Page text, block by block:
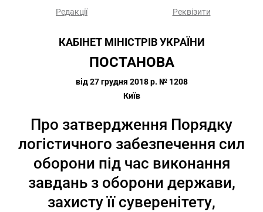
Редакції Реквізити
КАБІНЕТ МІНІСТРІВ УКРАЇНИ
ПОСТАНОВА
від 27 грудня 2018 р. № 1208
Київ
Про затвердження Порядку
логістичного забезпечення сил
оборони під час виконання
завдань з оборони держави,
захисту її суверенітету,